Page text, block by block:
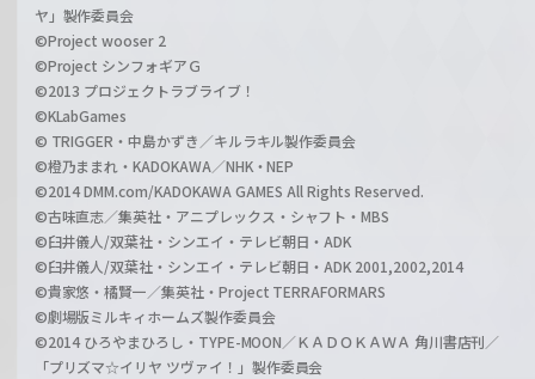
ヤ」製作委員会
©Project wooser 2
©Project シンフォギアＧ
©2013 プロジェクトラブライブ！
©KLabGames
© TRIGGER・中島かずき／キルラキル製作委員会
©橙乃ままれ・KADOKAWA／NHK・NEP
©2014 DMM.com/KADOKAWA GAMES All Rights Reserved.
©古味直志／集英社・アニプレックス・シャフト・MBS
©臼井儀人/双葉社・シンエイ・テレビ朝日・ADK
©臼井儀人/双葉社・シンエイ・テレビ朝日・ADK 2001,2002,2014
©貴家悠・橘賢一／集英社・Project TERRAFORMARS
©劇場版ミルキィホームズ製作委員会
©2014 ひろやまひろし・TYPE-MOON／ＫＡＤＯＫＡＷＡ 角川書店刊／
「プリズマ☆イリヤ ツヴァイ！」製作委員会